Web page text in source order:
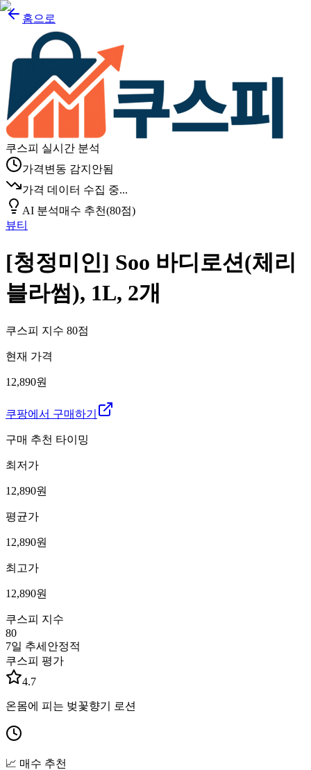
홈으로
쿠스피 실시간 분석
가격변동 감지안됨
가격 데이터 수집 중...
AI 분석매수 추천(80점)
뷰티
[청정미인] Soo 바디로션(체리
블라썸), 1L, 2개
쿠스피 지수 80점
현재 가격
12,890원
쿠팡에서 구매하기
구매 추천 타이밍
최저가
12,890원
평균가
12,890원
최고가
12,890원
쿠스피 지수
80
7일 추세 안정적
쿠스피 평가
4.7
온몸에 피는 벚꽃향기 로션
📈 매수 추천